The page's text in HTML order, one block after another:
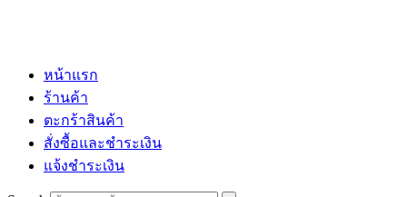
หน้าแรก
ร้านค้า
ตะกร้าสินค้า
สั่งซื้อและชำระเงิน
แจ้งชำระเงิน